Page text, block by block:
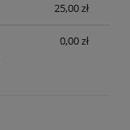
25,00 zł
0,00 zł